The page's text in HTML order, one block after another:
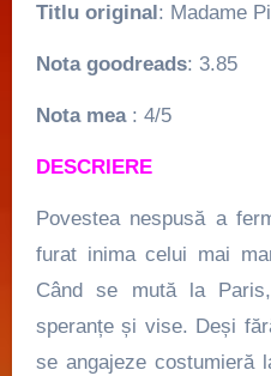
Titlu original : Madame
Nota goodreads: 3.85
Nota mea : 4/5
DESCRIERE
Povestea nespusă a
furat inima celui mai
Când se mută la
speranțe și vise. Deși
se angajeze costumieră